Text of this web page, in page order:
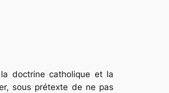
doctrine catholique et la
sous prétexte de ne pas